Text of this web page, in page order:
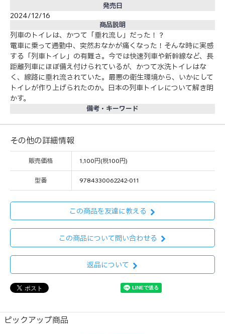
発売日
2024/12/16
商品説明
列車のトイレは、かつて「垂れ流し」だった！？
電車に乗って通勤中、突然おなかが痛くなった！そんな時に実感
する「列車トイレ」の有難さ。今では快速列車や新幹線など、長
距離列車にほぼ備え付けられているが、かつて水洗トイレはな
く、線路に垂れ流されていた。最悪の衛生環境から、いかにして
トイレが作り上げられたのか。日本の列車トイレについて解き明
かす。
備考・キーワード
その他の詳細情報
販売価格 1,100円(税100円)
型番 9784330062242-011
この商品を友達に教える
この商品について問い合わせる
返品について
ピックアップ商品